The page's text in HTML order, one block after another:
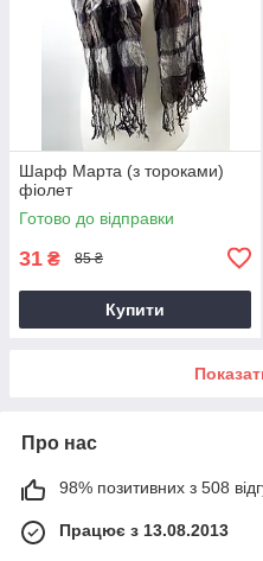
Шарф Марта (з тороками)
фіолет
Готово до відправки
31 ₴ 85 ₴
Купити
Про нас
98% позитивних з 508
Працює з 13.08.2013